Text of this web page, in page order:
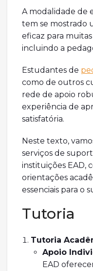
A modalidade de
tem se mostrado
eficaz para
incluindo a
Estudantes de
como de outros
rede de apoio
experiência de
satisfatória.
Neste texto,
serviços de
instituições EAD,
orientações
essenciais para o
Tutoria
Tutoria
Apoio
EAD